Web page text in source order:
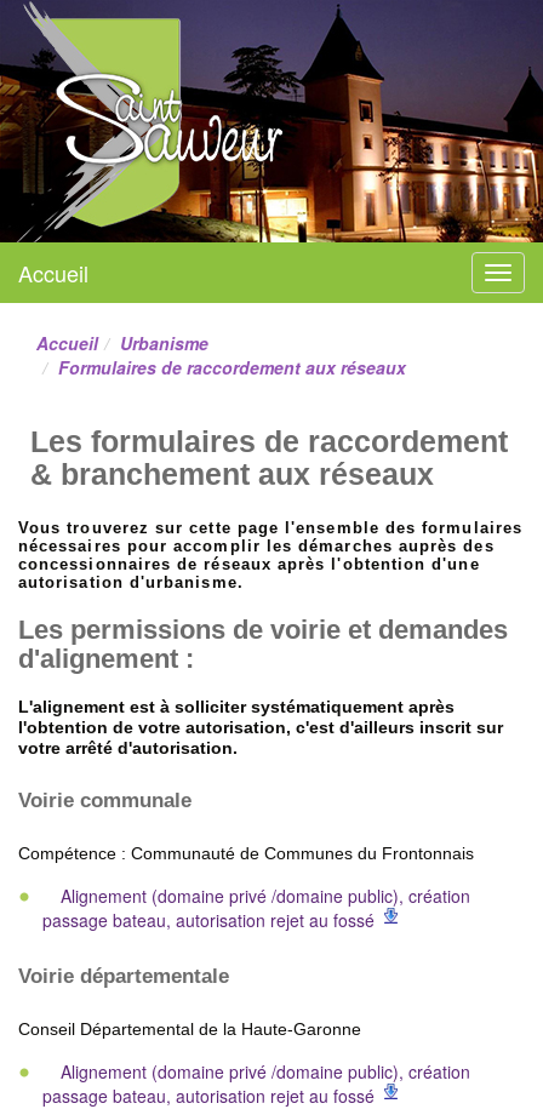
Mairie de Saint-Sauveur
Site officiel
Menu
Accueil
Accueil
Urbanisme
Formulaires de raccordement aux réseaux
Les formulaires de raccordement
& branchement aux réseaux
Vous trouverez sur cette page l'ensemble des formulaires
nécessaires pour accomplir les démarches auprès des
concessionnaires de réseaux après l'obtention d'une
autorisation d'urbanisme.
Les permissions de voirie et demandes
d'alignement :
L'alignement est à solliciter systématiquement après
l'obtention de votre autorisation, c'est d'ailleurs inscrit sur
votre arrêté d'autorisation.
Voirie communale
Compétence : Communauté de Communes du Frontonnais
Alignement (domaine privé /domaine public), création
passage bateau, autorisation rejet au fossé
Voirie départementale
Conseil Départemental de la Haute-Garonne
Alignement (domaine privé /domaine public), création
passage bateau, autorisation rejet au fossé